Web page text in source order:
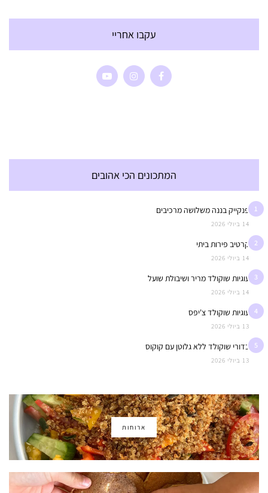
עקבו אחריי
המתכונים הכי אהובים
1 פנקייק בננה משלושה מרכיבים
14 ביולי 2026
2 קרטיב פירות ביתי
14 ביולי 2026
3 עוגיות שוקולד מריר ושיבולת שועל
14 ביולי 2026
4 עוגיות שוקולד צ'יפס
13 ביולי 2026
5 כדורי שוקולד ללא גלוטן עם קוקוס
13 ביולי 2026
ארוחות